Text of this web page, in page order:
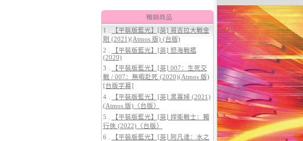
4.【平裝版藍光】[英] 穿著PRADA
的惡魔 2 (2026)[台版字幕]
暢銷商品
1 .
【平裝版藍光】[英] 哥吉拉大戰金
剛 (2021)(Atmos 版) (台版)
2 .
【平裝版藍光】[英] 怒海戰艦
(2020)
3 .
【平裝版藍光】[英] 007：生死交
戰 / 007：無暇赴死 (2020)(Atmos 版)
[台版字幕]
4 .
【平裝版藍光】[英] 黑寡婦 (2021)
(Atmos 版)〈台版〉
5 .
【平裝版藍光】[英] 捍衛戰士：獨
行俠 (2022)〈台版〉
6 .
【平裝版藍光】[英] 阿凡達：水之